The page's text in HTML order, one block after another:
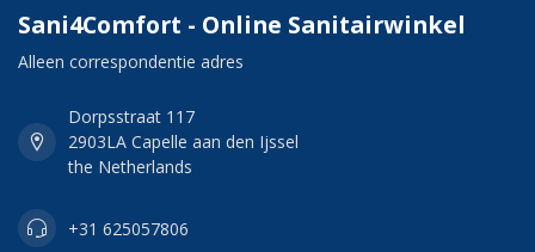
Sani4Comfort - Online Sanitairwinkel
Alleen correspondentie adres
Dorpsstraat 117
2903LA Capelle aan den Ijssel
the Netherlands
+31 625057806